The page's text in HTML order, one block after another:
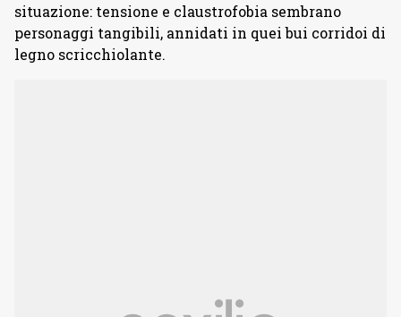
situazione: tensione e claustrofobia sembrano
personaggi tangibili, annidati in quei bui corridoi di
legno scricchiolante.